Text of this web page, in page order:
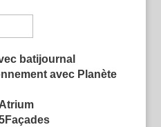
batijournal
avec Planète